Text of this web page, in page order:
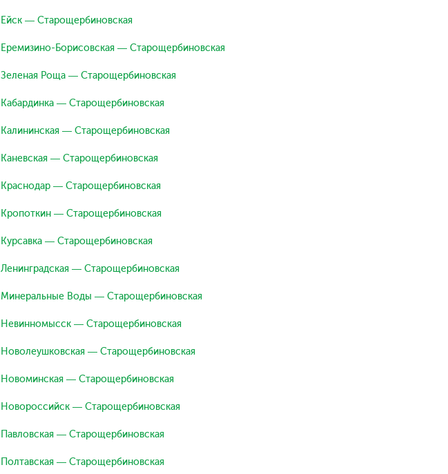
Ейск — Старощербиновская
Еремизино-Борисовская — Старощербиновская
Зеленая Роща — Старощербиновская
Кабардинка — Старощербиновская
Калининская — Старощербиновская
Каневская — Старощербиновская
Краснодар — Старощербиновская
Кропоткин — Старощербиновская
Курсавка — Старощербиновская
Ленинградская — Старощербиновская
Минеральные Воды — Старощербиновская
Невинномысск — Старощербиновская
Новолеушковская — Старощербиновская
Новоминская — Старощербиновская
Новороссийск — Старощербиновская
Павловская — Старощербиновская
Полтавская — Старощербиновская